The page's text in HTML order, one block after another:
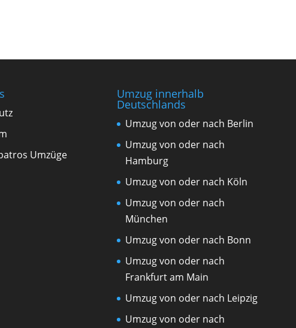
Umzüge
Umzug innerhalb
Deutschlands
Umzug von oder nach Berlin
Umzug von oder nach
Hamburg
Umzug von oder nach Köln
Umzug von oder nach
München
Umzug von oder nach Bonn
Umzug von oder nach
Frankfurt am Main
Umzug von oder nach Leipzig
Umzug von oder nach